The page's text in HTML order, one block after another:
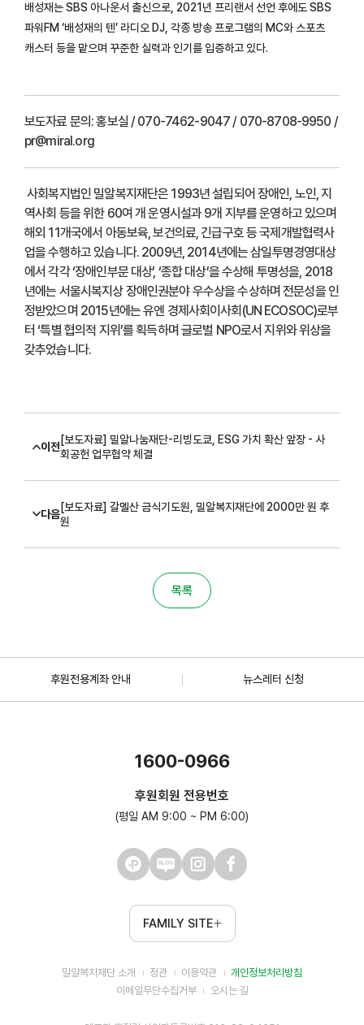
배성재는 SBS 아나운서 출신으로, 2021년 프리랜서 선언 후에도 SBS
파워FM ‘배성재의 텐’ 라디오 DJ, 각종 방송 프로그램의 MC와 스포츠
캐스터 등을 맡으며 꾸준한 실력과 인기를 입증하고 있다.
보도자료 문의:홍보실 / 070-7462-9047 / 070-8708-9950 /
pr@miral.org
사회복지법인 밀알복지재단은 1993년 설립되어 장애인, 노인, 지
역사회 등을 위한 60여 개 운영시설과 9개 지부를 운영하고 있으며
해외 11개국에서 아동보육, 보건의료, 긴급구호 등 국제개발협력사
업을 수행하고 있습니다. 2009년, 2014년에는 삼일투명경영대상
에서 각각 ‘장애인부문 대상’, ‘종합 대상’을 수상해 투명성을, 2018
년에는 서울시복지상 장애인권분야 우수상을 수상하며 전문성을 인
정받았으며 2015년에는 유엔 경제사회이사회(UN ECOSOC)로부
터 ‘특별 협의적 지위’를 획득하며 글로벌 NPO로서 지위와 위상을
갖추었습니다.
이전
[보도자료] 밀알나눔재단-리빙도쿄, ESG 가치 확산 앞장 - 사
회공헌 업무협약 체결
다음
[보도자료] 갈멜산 금식기도원, 밀알복지재단에 2000만 원 후
원
목록
후원전용계좌 안내 뉴스레터 신청
1600-0966
후원회원 전용번호
(평일 AM 9:00 ~ PM 6:00)
FAMILY SITE
밀알복지재단 소개 정관 이용약관
개인정보처리방침
이메일무단수집거부
오시는 길